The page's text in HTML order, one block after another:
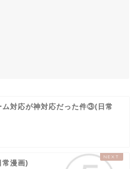
ム対応が神対応だった件③(日常
漫画)